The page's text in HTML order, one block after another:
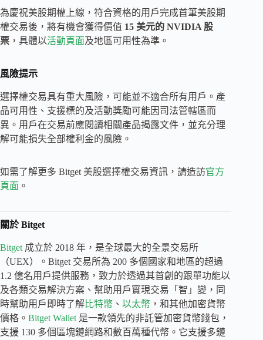
為慶祝美股期權上線，符合資格的用戶完成首筆美股期
權交易後，將有機會獲得價值 15 美元的 NVIDIA 股
票 ，具體以活動頁面及地區可用性為準。
風險提示
選擇權交易具有重大風險，可能並不適合所有用戶。產
品可用性、支援標的及活動獎勵可能因司法管轄區而
異。用戶在交易前應閱讀相關產品揭露文件，並充分理
解可能損失全部權利金的風險。
如需了解更多 Bitget 美股選擇權交易資訊，請造訪官方
頁面 。
關於 Bitget
Bitget 成立於 2018 年，是全球最大的全景交易所
（UEX）。Bitget 交易所為 200 多個國家和地區的超過
1.2 億名用戶提供服務，致力於透過其首創的跟單功能以
及各類交易解決方案、幫助用戶實現交易「智」變，同
時幫助用戶即時了解比特幣 、 以太幣 ，和其他加密貨幣
價格。 Bitget Wallet 是一款領先的非託管加密貨幣錢包，
支援 130 多個區塊鏈網路和數百萬種代幣。它支援多鏈